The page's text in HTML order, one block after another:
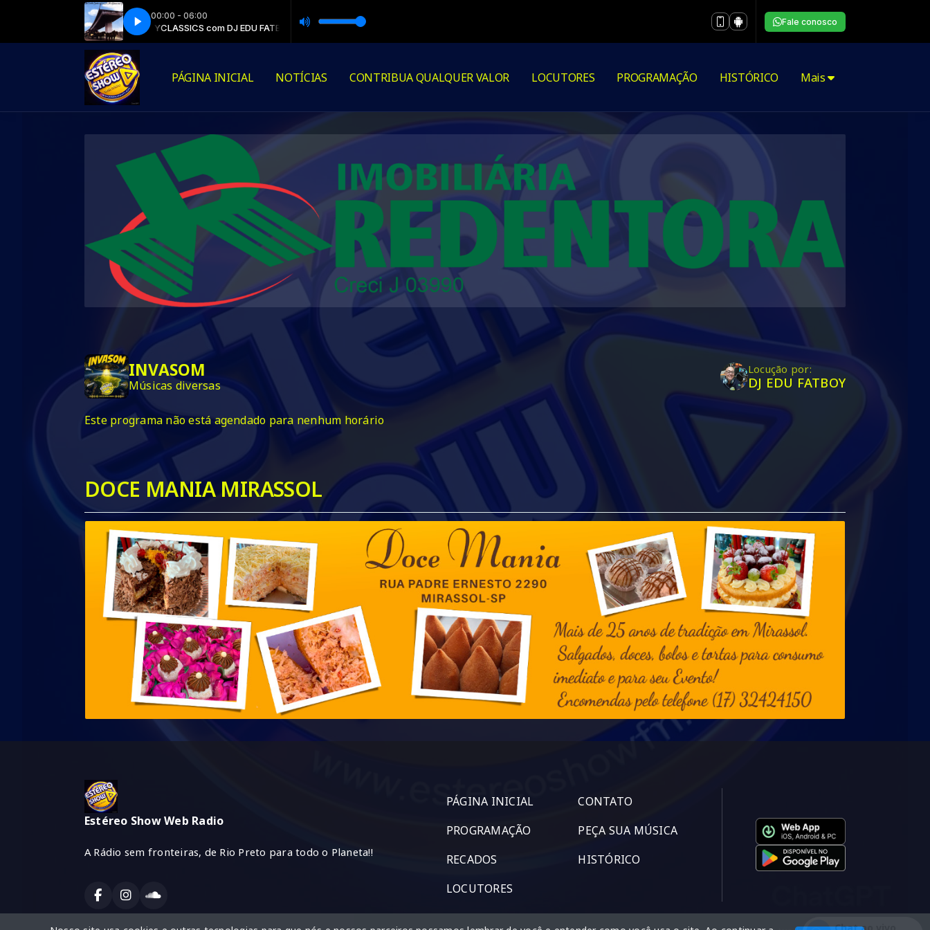
00:00 - 06:00
CLASSICS com DJ EDU FATBOY CLASSICS com DJ EDU FATBOY
train runnin' (Dario Caminita Revibe)The Doobie Brothers - Long train runnin' (Dario Caminita Revibe)
Fale conosco
PÁGINA INICIAL NOTÍCIAS CONTRIBUA QUALQUER VALOR LOCUTORES PROGRAMAÇÃO HISTÓRICO Mais
INVASOM
Músicas diversas
Locução por:
DJ EDU FATBOY
Este programa não está agendado para nenhum horário
DOCE MANIA MIRASSOL
Estéreo Show Web Radio
A Rádio sem fronteiras, de Rio Preto para todo o Planeta!!
PÁGINA INICIAL
PROGRAMAÇÃO
RECADOS
LOCUTORES
CONTATO
PEÇA SUA MÚSICA
HISTÓRICO